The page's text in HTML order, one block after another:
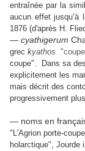
entraînée par la
aucun effet jusqu’à
1876 (d'après H.
— cyathigerum
grec kyathos
coupe". Dans sa
explicitement les
mais décrit des
progressivement
— noms en
"L'Agrion porte-
holarctique", Jourde